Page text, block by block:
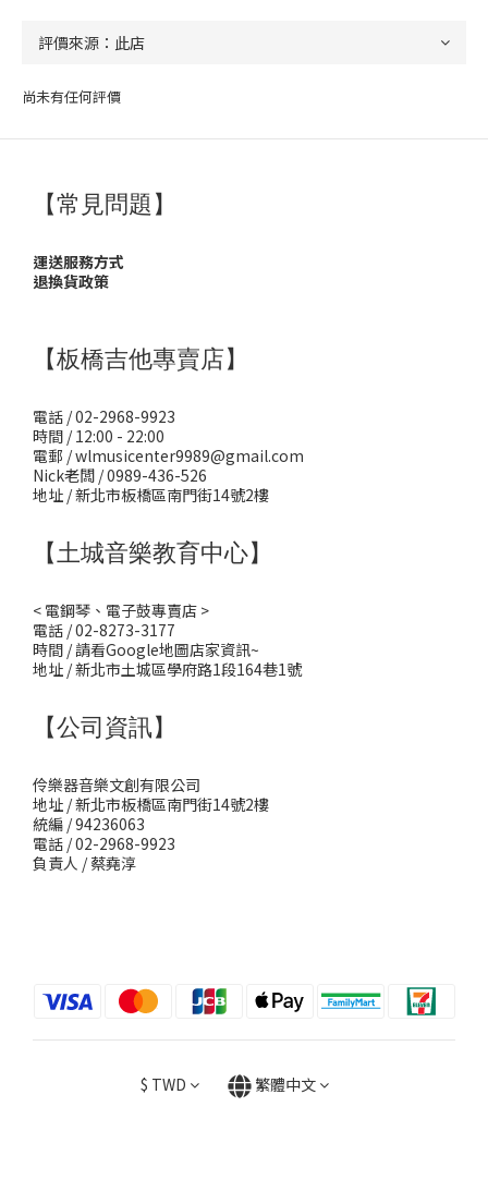
尚未有任何評價
【常見問題】
運送服務方式
退換貨政策
【板橋吉他專賣店】
電話 / 02-2968-9923
時間 / 12:00 - 22:00
電郵 / wlmusicenter9989@gmail.com
Nick老闆 / 0989-436-526
地址 / 新北市板橋區南門街14號2樓
【土城音樂教育中心】
< 電鋼琴、電子鼓專賣店 >
電話 / 02-8273-3177
時間 / 請看Google地圖店家資訊~
地址 / 新北市土城區學府路1段164巷1號
【公司資訊】
伶樂器音樂文創有限公司
地址 / 新北市板橋區南門街14號2樓
統編 / 94236063
電話 / 02-2968-9923
負責人 / 蔡堯淳
$ TWD 繁體中文